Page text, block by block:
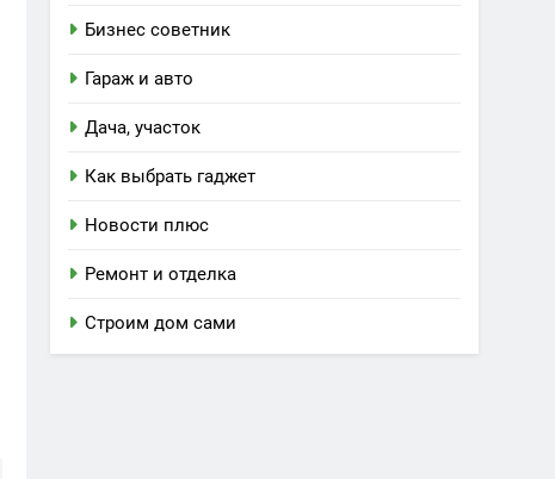
Бизнес советник
Гараж и авто
Дача, участок
Как выбрать гаджет
Новости плюс
Ремонт и отделка
Строим дом сами